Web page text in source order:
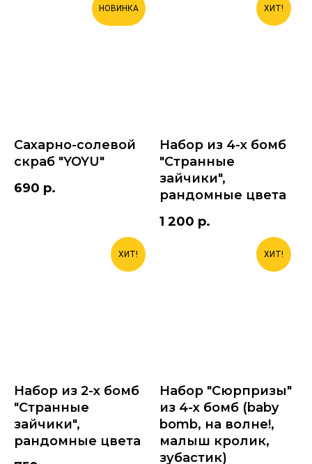
НОВИНКА
Сахарно-солевой
скраб "YOYU"
690 р.
ХИТ!
Набор из 4-х бомб
"Странные
зайчики",
рандомные цвета
1 200 р.
ХИТ!
Набор из 2-х бомб
"Странные
зайчики",
рандомные цвета
ХИТ!
Набор "Сюрпризы"
из 4-х бомб (baby
bomb, на волне!,
малыш кролик,
зубастик)